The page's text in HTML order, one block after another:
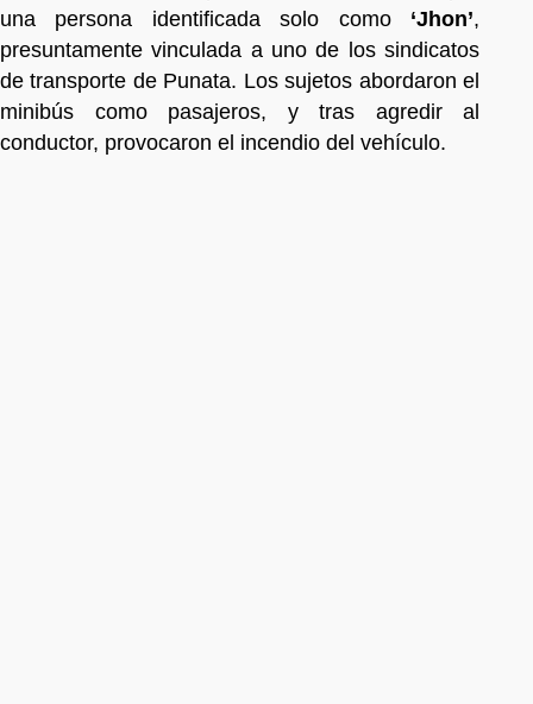
una persona identificada solo como ‘Jhon’,
presuntamente vinculada a uno de los sindicatos
de transporte de Punata. Los sujetos abordaron el
minibús como pasajeros, y tras agredir al
conductor, provocaron el incendio del vehículo.